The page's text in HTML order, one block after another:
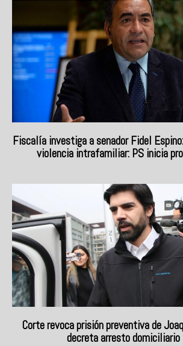
Fiscalía investiga a senador Fidel
violencia intrafamiliar: PS inicia
Corte revoca prisión preventiva de
decreta arresto